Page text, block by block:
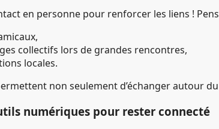
en personne pour renforcer les liens !
collectifs lors de grandes rencontres,
locales.
non seulement d’échanger autour
numériques pour rester connecté